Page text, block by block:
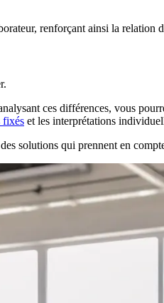
renforçant ainsi la
ces différences, vous
fixés et les interprétations
solutions qui prennent en